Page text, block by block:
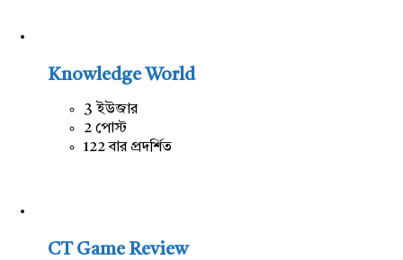
Knowledge World
3 ইউজার
2 পোস্ট
122 বার প্রদর্শিত
CT Game Review